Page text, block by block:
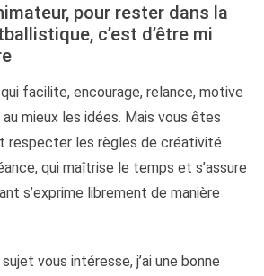
pour rester dans la
c’est d’être mi
facilite, encourage, relance, motive
mieux les idées. Mais vous êtes
respecter les règles de créativité
qui maîtrise le temps et s’assure
s’exprime librement de manière
vous intéresse, j’ai une bonne